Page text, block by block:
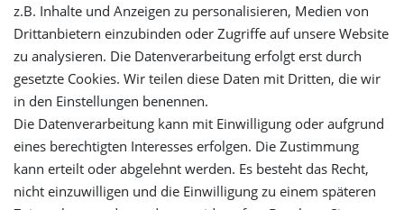
Mein Konto
Login
Registrieren
Versandinformationen
Let's stay connected
z.B. Inhalte und Anzeigen zu personalisieren, Medien von
Drittanbietern einzubinden oder Zugriffe auf unsere Website
zu analysieren. Die Datenverarbeitung erfolgt erst durch
gesetzte Cookies. Wir teilen diese Daten mit Dritten, die wir
in den Einstellungen benennen.
Die Datenverarbeitung kann mit Einwilligung oder aufgrund
eines berechtigten Interesses erfolgen. Die Zustimmung
kann erteilt oder abgelehnt werden. Es besteht das Recht,
nicht einzuwilligen und die Einwilligung zu einem späteren